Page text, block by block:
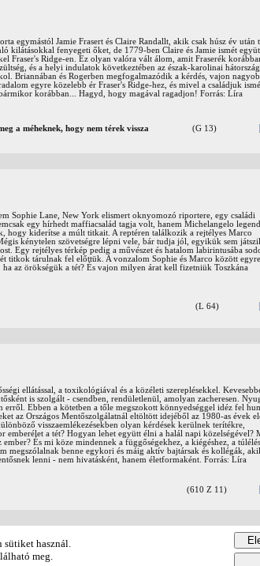
egymástól Jamie Frasert és Claire Randallt, akik csak húsz év után
kilátásokkal fenyegeti őket, de 1779-ben Claire és Jamie ismét
Fraser's Ridge-en. Ez olyan valóra vált álom, amit Fraserék
és a helyi indulatok következtében az észak-karolinai hátország
Briannában és Rogerben megfogalmazódik a kérdés, vajon
egyre közelebb ér Fraser's Ridge-hez, és mivel a családjuk
korábban... Hagyd, hogy magával ragadjon! Forrás: Líra
a méheknek, hogy nem térek vissza
(G 13)
Sophie Lane, New York elismert oknyomozó riportere, egy családi
egy hírhedt maffiacsalád tagja volt, hanem Michelangelo
hogy kiderítse a múlt titkait. A reptéren találkozik a rejtélyes Marco
kénytelen szövetségre lépni vele, bár tudja jól, egyikük sem
Egy rejtélyes térkép pedig a művészet és hatalom labirintusába
titkok tárulnak fel előttük. A vonzalom Sophie és Marco között egyre
az örökségük a tét? És vajon milyen árat kell fizetniük Toszkána
(L 64)
ellátással, a toxikológiával és a közéleti szereplésekkel.
is szolgált - csendben, rendületlenül, amolyan zacheresen.
Ebben a kötetben a tőle megszokott könnyedséggel idéz fel
az Országos Mentőszolgálatnál eltöltött idejéből az 1980-as évek
visszaemlékezésekben olyan kérdések kerülnek terítékre,
a tét? Hogyan lehet együtt élni a halál napi közelségével?
És mi köze mindennek a függőségekhez, a kiégéshez, a
megszólalnak benne egykori és máig aktív bajtársak és kollégák,
lenni - nem hivatásként, hanem életformaként. Forrás: Líra
(610 Z 11)
sütiket használ.
meg.